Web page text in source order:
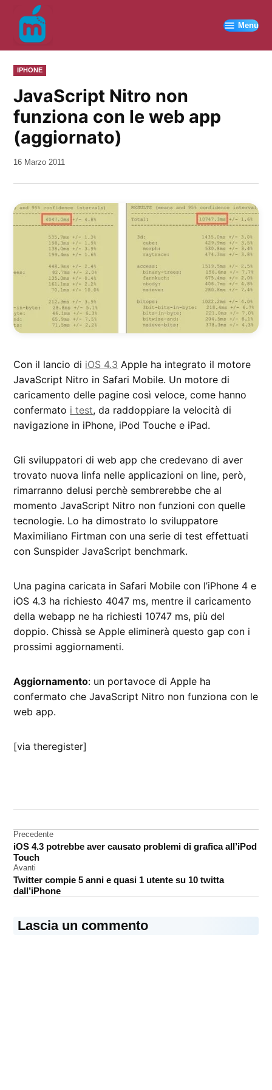
contenuto
Menu
PUBBLICATO
IN
IPHONE
JavaScript Nitro non
funziona con le web app
(aggiornato)
da
16 Marzo 2011
Con il lancio di iOS 4.3 Apple ha integrato il motore
JavaScript Nitro in Safari Mobile. Un motore di
caricamento delle pagine così veloce, come hanno
confermato i test, da raddoppiare la velocità di
navigazione in iPhone, iPod Touche e iPad.
Gli sviluppatori di web app che credevano di aver
trovato nuova linfa nelle applicazioni on line, però,
rimarranno delusi perchè sembrerebbe che al
momento JavaScript Nitro non funzioni con quelle
tecnologie. Lo ha dimostrato lo sviluppatore
Maximiliano Firtman con una serie di test effettuati
con Sunspider JavaScript benchmark.
Una pagina caricata in Safari Mobile con l’iPhone 4 e
iOS 4.3 ha richiesto 4047 ms, mentre il caricamento
della webapp ne ha richiesti 10747 ms, più del
doppio. Chissà se Apple eliminerà questo gap con i
prossimi aggiornamenti.
Aggiornamento: un portavoce di Apple ha
confermato che JavaScript Nitro non funziona con le
web app.
[via theregister]
Safari
Mobile
web
app
Navigazione
articoli
Precedente
iOS 4.3 potrebbe aver causato problemi di grafica all’iPod
Touch
Avanti
Twitter compie 5 anni e quasi 1 utente su 10 twitta
dall’iPhone
Lascia un commento